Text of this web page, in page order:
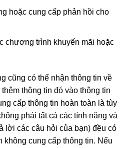
hoặc cung cấp phản hồi cho
chương trình khuyến mãi hoặc
cũng có thể nhận thông tin về
thông tin đó vào thông tin
cấp thông tin hoàn toàn là tùy
phải tất cả các tính năng và
lời các câu hỏi của bạn) đều có
không cung cấp thông tin. Nếu